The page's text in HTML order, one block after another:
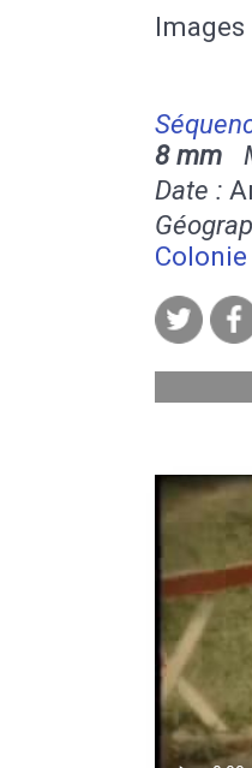
8 mm
Date :